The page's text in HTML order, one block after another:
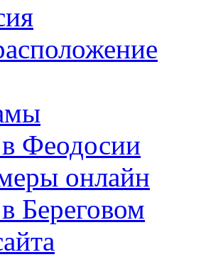
Феодосии
онлайн
Береговом